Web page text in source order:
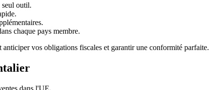
seul outil.
chaque pays membre.
vos obligations fiscales et garantir une conformité parfaite.
dans l'UE.